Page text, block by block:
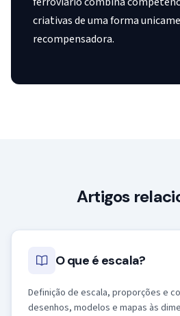
criativas de uma forma
recompensadora.
Artigos
O que é escala?
Definição de escala, proporções e
desenhos, modelos e mapas às